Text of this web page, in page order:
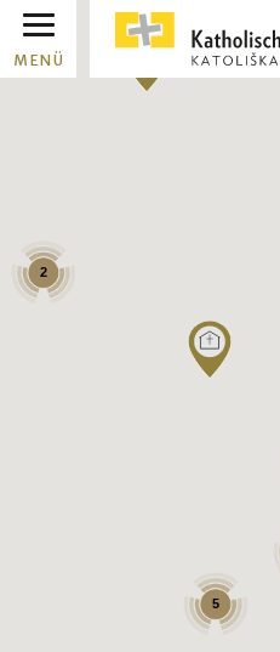
MENÜ
2
5